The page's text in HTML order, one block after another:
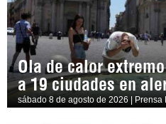
Ola de calor
a 19 ciudades en
sábado 8 de agosto de 2026 | Prensa